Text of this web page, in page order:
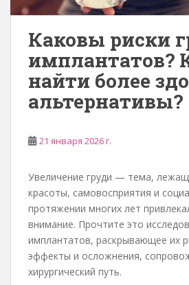
Каковы риски
имплантатов?
найти более
альтернативы?
21 января 2026 г.
Увеличение груди — тема,
красоты, самовосприятия и
протяжении многих лет
внимание. Прочтите это
имплантатов, раскрывающее их
эффекты и осложнения,
хирургический путь.